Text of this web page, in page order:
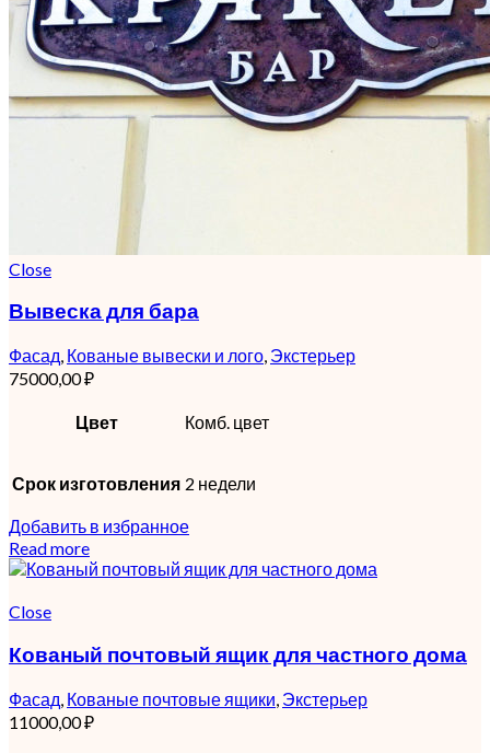
Close
Вывеска для бара
Фасад, Кованые вывески и лого, Экстерьер
75000,00₽
Цвет Комб. цвет
Срок изготовления 2 недели
Добавить в избранное
Read more
Close
Кованый почтовый ящик для частного дома
Фасад Кованые почтовые ящики Экстерьер
11000,00₽